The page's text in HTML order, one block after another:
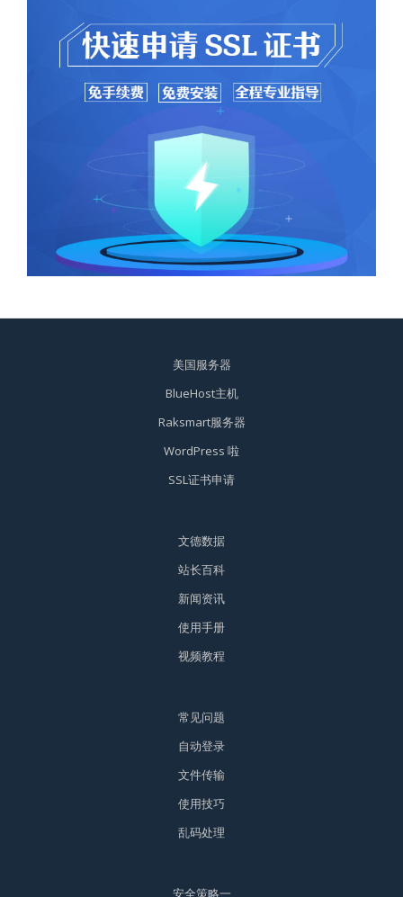
美国服务器
BlueHost主机
Raksmart服务器
WordPress 啦
SSL证书申请
文德数据
站长百科
新闻资讯
使用手册
视频教程
常见问题
自动登录
文件传输
使用技巧
乱码处理
安全策略一